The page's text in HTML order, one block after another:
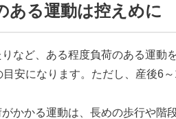
る運動は控えめに
など、ある程度負荷のある運動
安になります。ただし、産後6
かかる運動は、長めの歩行や階